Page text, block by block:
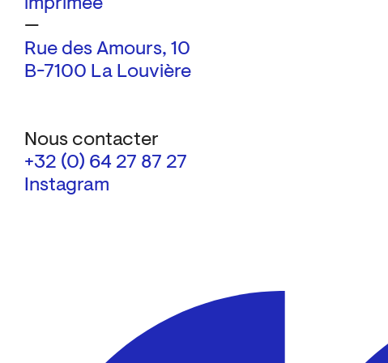
imprimée
—
Rue des Amours, 10
B-7100 La Louvière
Nous contacter
+32 (0) 64 27 87 27
Instagram